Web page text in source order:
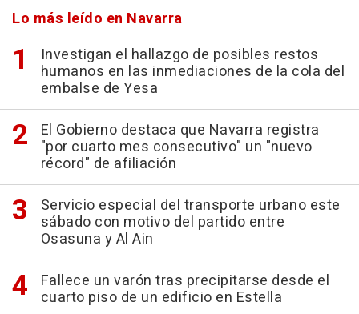
Lo más leído en Navarra
Investigan el hallazgo de posibles restos
humanos en las inmediaciones de la cola del
embalse de Yesa
El Gobierno destaca que Navarra registra
"por cuarto mes consecutivo" un "nuevo
récord" de afiliación
Servicio especial del transporte urbano este
sábado con motivo del partido entre
Osasuna y Al Ain
Fallece un varón tras precipitarse desde el
cuarto piso de un edificio en Estella